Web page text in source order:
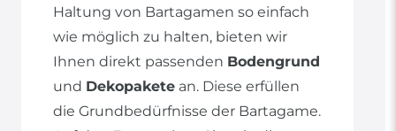
Haltung von Bartagamen so einfach
wie möglich zu halten, bieten wir
Ihnen direkt passenden Bodengrund
und Dekopakete an. Diese erfüllen
die Grundbedürfnisse der Bartagame.